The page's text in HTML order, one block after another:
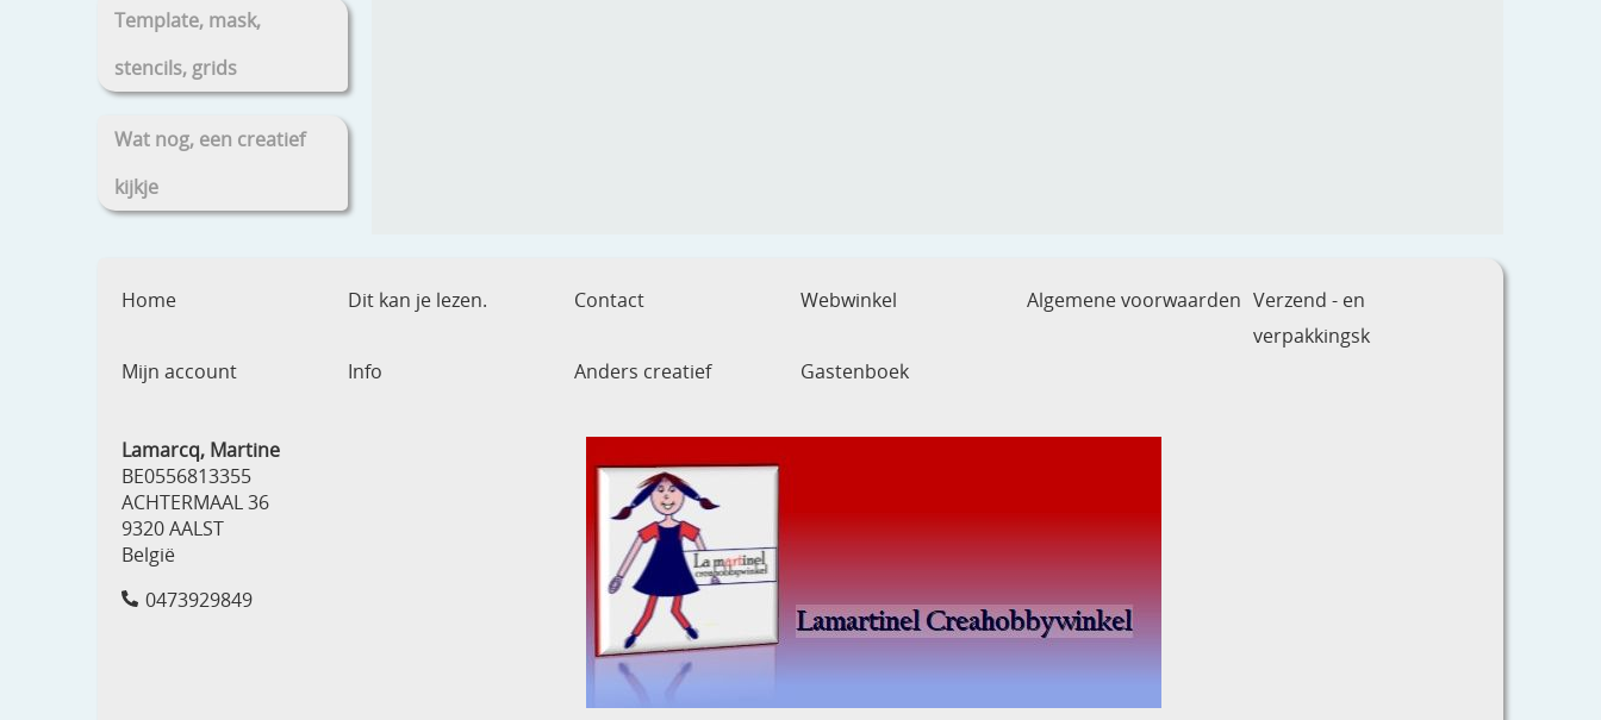
Template, mask,
stencils, grids
Wat nog, een creatief
kijkje
Home Dit kan je lezen. Contact Webwinkel Algemene voorwaarden Verzend - en
verpakkingsk
Mijn account
Info Anders creatief Gastenboek
Lamarcq, Martine
BE0556813355
ACHTERMAAL 36
9320 AALST
België
0473929849